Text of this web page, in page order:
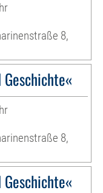
8,
8,